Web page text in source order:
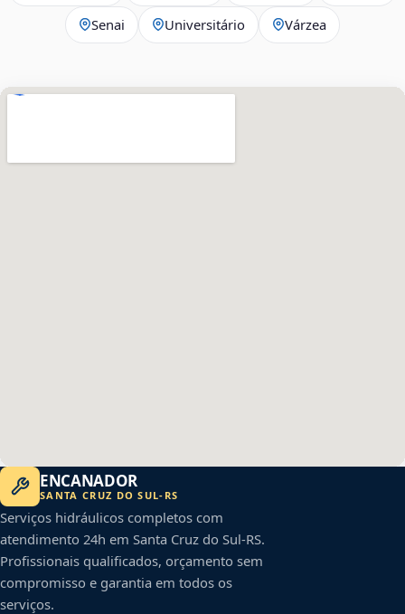
Senai Universitário Várzea
ENCANADOR
SANTA CRUZ DO SUL- RS
Serviços hidráulicos completos com
atendimento 24h em Santa Cruz do Sul-RS.
Profissionais qualificados, orçamento sem
compromisso e garantia em todos os
serviços.